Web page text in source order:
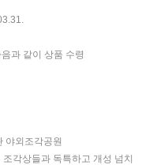
과 같이 상품 수령
야외조각공원
각상들과 독특하고 개성 넘치